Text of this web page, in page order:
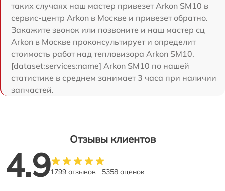
таких случаях наш мастер привезет Arkon SM10 в
сервис-центр Arkon в Москве и привезет обратно.
Закажите звонок или позвоните и наш мастер сц
Arkon в Москве проконсультирует и определит
стоимость работ над тепловизора Arkon SM10.
[dataset:services:name] Arkon SM10 по нашей
статистике в среднем занимает 3 часа при наличии
запчастей.
Отзывы клиентов
4.91799 отзывов 5358 оценок